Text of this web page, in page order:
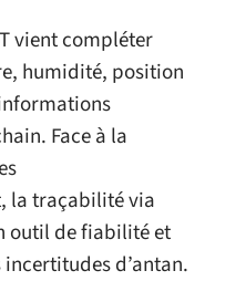
vient compléter
humidité, position
Face à la
la traçabilité via
outil de fiabilité et
d’antan.